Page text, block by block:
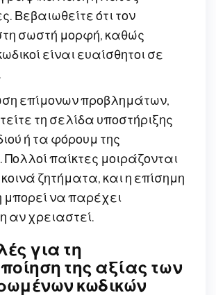
Βεβαιωθείτε ότι τον
σωστή μορφή, καθώς
είναι ευαίσθητοι σε
επίμονων προβλημάτων,
τη σελίδα υποστήριξης
ή τα φόρουμ της
Πολλοί παίκτες μοιράζονται
ζητήματα, και η επίσημη
μπορεί να παρέχει
αν χρειαστεί.
για τη
της αξίας των
κωδικών